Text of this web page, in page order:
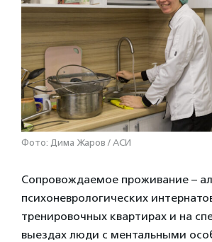
Фото: Дима Жаров / АСИ
Сопровождаемое проживание –
психоневрологических
тренировочных квартирах и на
выездах люди с ментальными